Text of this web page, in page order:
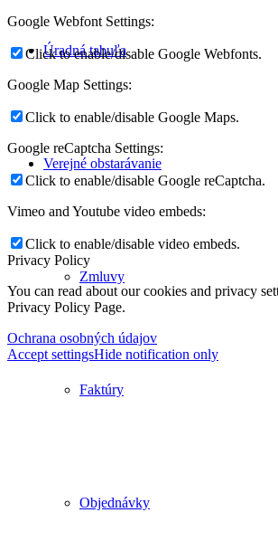
Úradná tabuľa
Verejné obstarávanie
Zmluvy
Faktúry
Objednávky
Google Webfont Settings:
Click to enable/disable Google Webfonts.
Google Map Settings:
Click to enable/disable Google Maps.
Google reCaptcha Settings:
Click to enable/disable Google reCaptcha.
Vimeo and Youtube video embeds:
Click to enable/disable video embeds.
Privacy Policy
You can read about our cookies and privacy
Privacy Policy Page.
Ochrana osobných údajov
Accept settingsHide notification only